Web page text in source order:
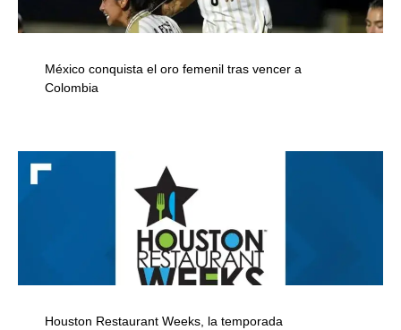
México conquista el oro femenil tras vencer a
Colombia
Houston Restaurant Weeks, la temporada